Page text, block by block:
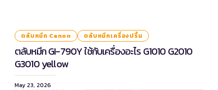
ตลับหมึก Canon ตลับหมึกเครื่องปริ้น
ตลับหมึก GI-790Y ใช้กับเครื่องอะไร G1010 G2010
G3010 yellow
May 23, 2026